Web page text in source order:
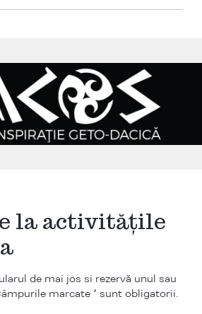
la activitățile
de mai jos si rezervă unul sau
marcate * sunt obligatorii.